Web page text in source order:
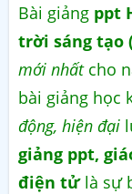
Bài giảng ppt
trời sáng tạo
mới nhấtcho
bài giảng học
động, hiện đại
giảng ppt,
điện tử là sự